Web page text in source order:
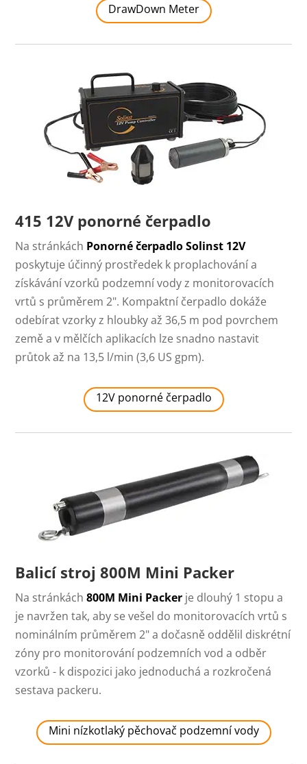
DrawDown Meter
415 12V ponorné čerpadlo
Na stránkách Ponorné čerpadlo Solinst 12V
poskytuje účinný prostředek k proplachování a
získávání vzorků podzemní vody z monitorovacích
vrtů s průměrem 2". Kompaktní čerpadlo dokáže
odebírat vzorky z hloubky až 36,5 m pod povrchem
země a v mělčích aplikacích lze snadno nastavit
průtok až na 13,5 l/min (3,6 US gpm).
12V ponorné čerpadlo
Balicí stroj 800M Mini Packer
Na stránkách800M Mini Packer je dlouhý 1 stopu a
je navržen tak, aby se vešel do monitorovacích vrtů s
nominálním průměrem 2" a dočasně oddělil diskrétní
zóny pro monitorování podzemních vod a odběr
vzorků - k dispozici jako jednoduchá a rozkročená
sestava packeru.
Mini nízkotlaký pěchovač podzemní vody